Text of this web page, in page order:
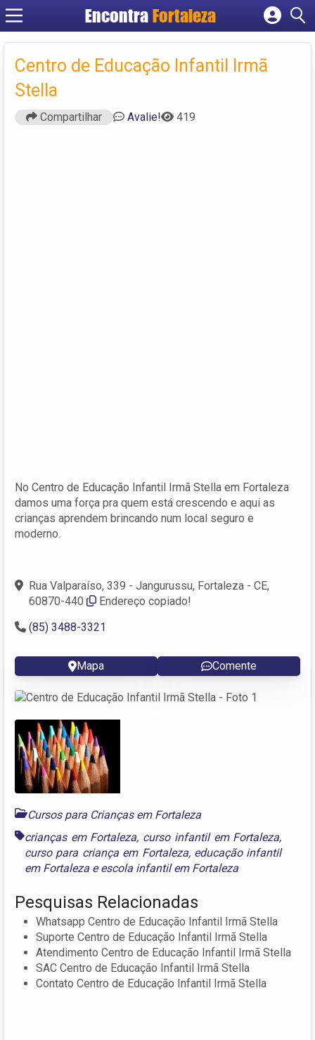
EncontraFortaleza
Cadastrar empresa
Fazer login
Criar conta
Centro de Educação Infantil Irmã
Stella
Compartilhar Avalie! 419
No Centro de Educação Infantil Irmã Stella em Fortaleza
damos uma força pra quem está crescendo e aqui as
crianças aprendem brincando num local seguro e
moderno.
Rua Valparaíso, 339 - Jangurussu, Fortaleza - CE,
60870-440
Endereço copiado!
(85) 3488-3321
Mapa Comente
Cursos para Crianças em Fortaleza
crianças em Fortaleza, curso infantil em Fortaleza,
curso para criança em Fortaleza, educação infantil
em Fortaleza eescola infantil em Fortaleza
Pesquisas Relacionadas
Whatsapp Centro de Educação Infantil Irmã Stella
Suporte Centro de Educação Infantil Irmã Stella
Atendimento Centro de Educação Infantil Irmã Stella
SAC Centro de Educação Infantil Irmã Stella
Contato Centro de Educação Infantil Irmã Stella